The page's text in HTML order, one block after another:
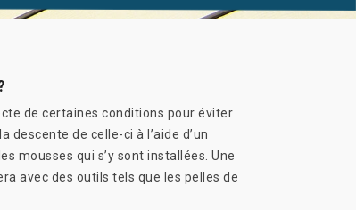
de certaines conditions pour éviter
de celle-ci à l’aide d’un
mousses qui s’y sont installées. Une
avec des outils tels que les pelles de